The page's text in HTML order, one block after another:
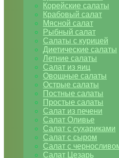
Корейские салаты
Крабовый салат
Мясной салат
Рыбный салат
Салаты с курицей
Диетические салаты
Летние салаты
Салат из яиц
Овощные салаты
Острые салаты
Постные салаты
Простые салаты
Салат из печени
Салат Оливье
Салат с сухариками
Салат с сыром
Салат с
Салат Цезарь